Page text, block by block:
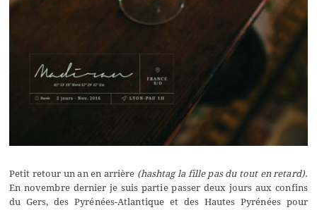
Petit retour un an en arrière (hashtag la fille pas du tout en retard).
En novembre dernier je suis partie passer deux jours aux confins
du Gers, des Pyrénées-Atlantique et des Hautes Pyrénées pour